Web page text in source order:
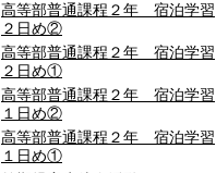
高等部普通課程２年 宿泊学習
２日め②
高等部普通課程２年 宿泊学習
２日め①
高等部普通課程２年 宿泊学習
１日め②
高等部普通課程２年 宿泊学習
１日め①